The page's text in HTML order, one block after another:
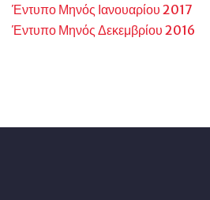
Έντυπο Μηνός Ιανουαρίου 2017
Έντυπο Μηνός Δεκεμβρίου 2016